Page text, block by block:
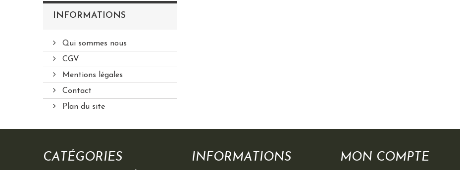
INFORMATIONS
Qui sommes nous
CGV
Mentions légales
Contact
Plan du site
CATÉGORIES INFORMATIONS MON COMPTE